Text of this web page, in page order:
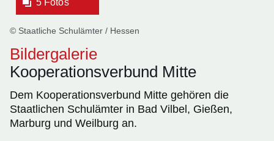
© Staatliche Schulämter / Hessen
Bildergalerie
Kooperationsverbund Mitte
Dem Kooperationsverbund Mitte gehören die
Staatlichen Schulämter in Bad Vilbel, Gießen,
Marburg und Weilburg an.